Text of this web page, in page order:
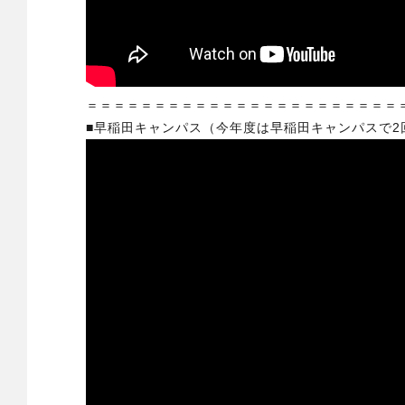
＝＝＝＝＝＝＝＝＝＝＝＝＝＝＝＝＝＝＝＝＝＝＝
■早稲田キャンパス（今年度は早稲田キャンパスで2